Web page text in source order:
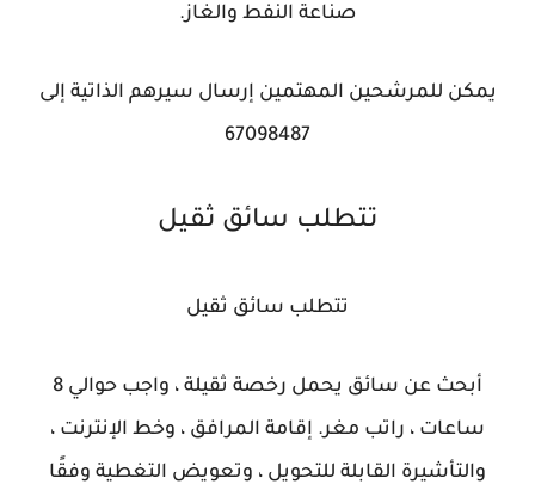
صناعة النفط والغاز.
يمكن للمرشحين المهتمين إرسال سيرهم الذاتية إلى
67098487
تتطلب سائق ثقيل
تتطلب سائق ثقيل
أبحث عن سائق يحمل رخصة ثقيلة ، واجب حوالي 8
ساعات ، راتب مغر. إقامة المرافق ، وخط الإنترنت ،
والتأشيرة القابلة للتحويل ، وتعويض التغطية وفقًا